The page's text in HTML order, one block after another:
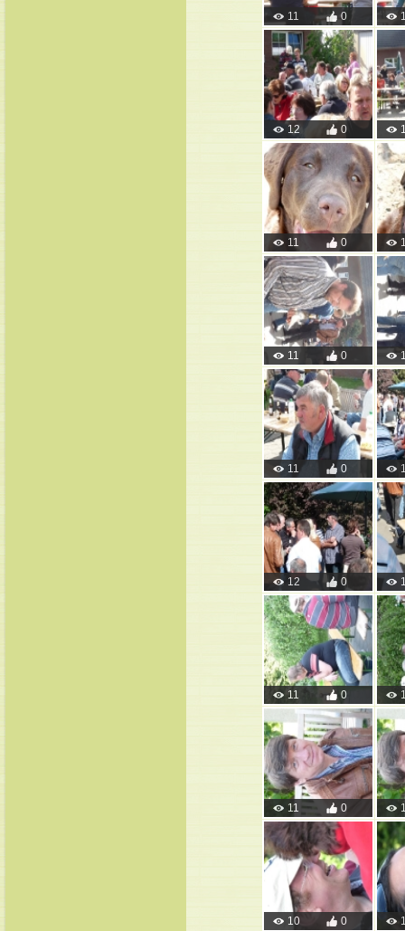
11 0
12 0
11 0
11 0
11 0
12 0
11 0
11 0
10 0